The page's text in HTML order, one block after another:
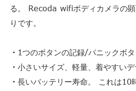
る。 Recoda wifiボディカメラの
りです。
・ 1つのボタンの記録/パニックボ
・ 小さいサイズ、軽量、着やすいデ
・ 長いバッテリー寿命。 これは10